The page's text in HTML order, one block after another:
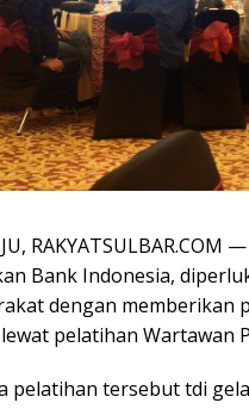
Bank Indonesia,
dengan memberikan
pelatihan Wartawan
pelatihan tersebut tdi